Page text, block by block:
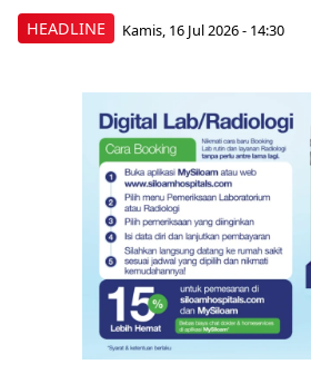
HEADLINE Kamis, 16 Jul 2026 - 14:30